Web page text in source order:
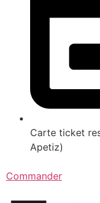
Carte ticket
Apetiz)
Commander